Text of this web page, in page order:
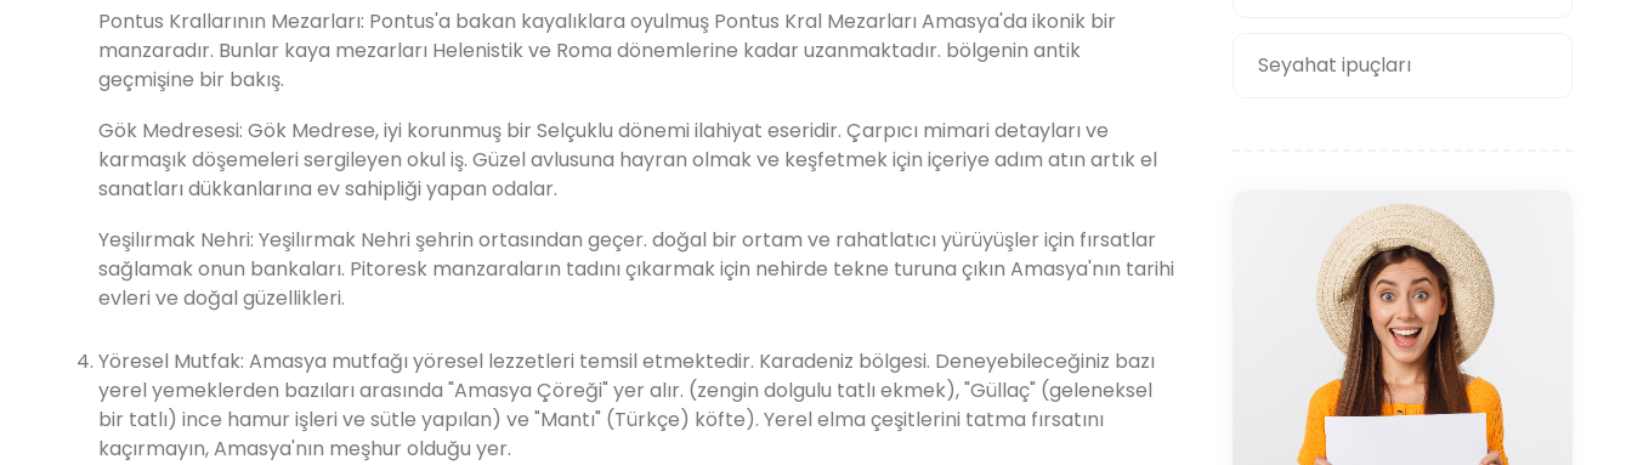
Pontus Krallarının Mezarları: Pontus'a bakan kayalıklara oyulmuş Pontus Kral Mezarları Amasya'da ikonik bir
manzaradır. Bunlar kaya mezarları Helenistik ve Roma dönemlerine kadar uzanmaktadır. bölgenin antik
geçmişine bir bakış.
Gök Medresesi: Gök Medrese, iyi korunmuş bir Selçuklu dönemi ilahiyat eseridir. Çarpıcı mimari detayları ve
karmaşık döşemeleri sergileyen okul iş. Güzel avlusuna hayran olmak ve keşfetmek için içeriye adım atın artık el
sanatları dükkanlarına ev sahipliği yapan odalar.
Yeşilırmak Nehri: Yeşilırmak Nehri şehrin ortasından geçer. doğal bir ortam ve rahatlatıcı yürüyüşler için fırsatlar
sağlamak onun bankaları. Pitoresk manzaraların tadını çıkarmak için nehirde tekne turuna çıkın Amasya'nın tarihi
evleri ve doğal güzellikleri.
Yöresel Mutfak: Amasya mutfağı yöresel lezzetleri temsil etmektedir. Karadeniz bölgesi. Deneyebileceğiniz bazı
yerel yemeklerden bazıları arasında "Amasya Çöreği" yer alır. (zengin dolgulu tatlı ekmek), "Güllaç" (geleneksel
bir tatlı) ince hamur işleri ve sütle yapılan) ve "Mantı" (Türkçe) köfte). Yerel elma çeşitlerini tatma fırsatını
kaçırmayın, Amasya'nın meşhur olduğu yer.
Seyahat ipuçları